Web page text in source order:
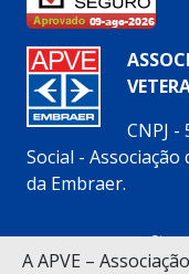
A APVE –
CNPJ -
Social -
da Embraer.
Siga